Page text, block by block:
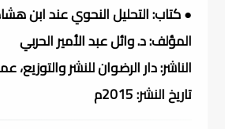
● كتاب: التحليل النحوي عند ابن
المؤلف: د. وائل عبد الأمير الحربي
الناشر: دار الرضوان للنشر والتوزيع،
تاريخ النشر: 2015م